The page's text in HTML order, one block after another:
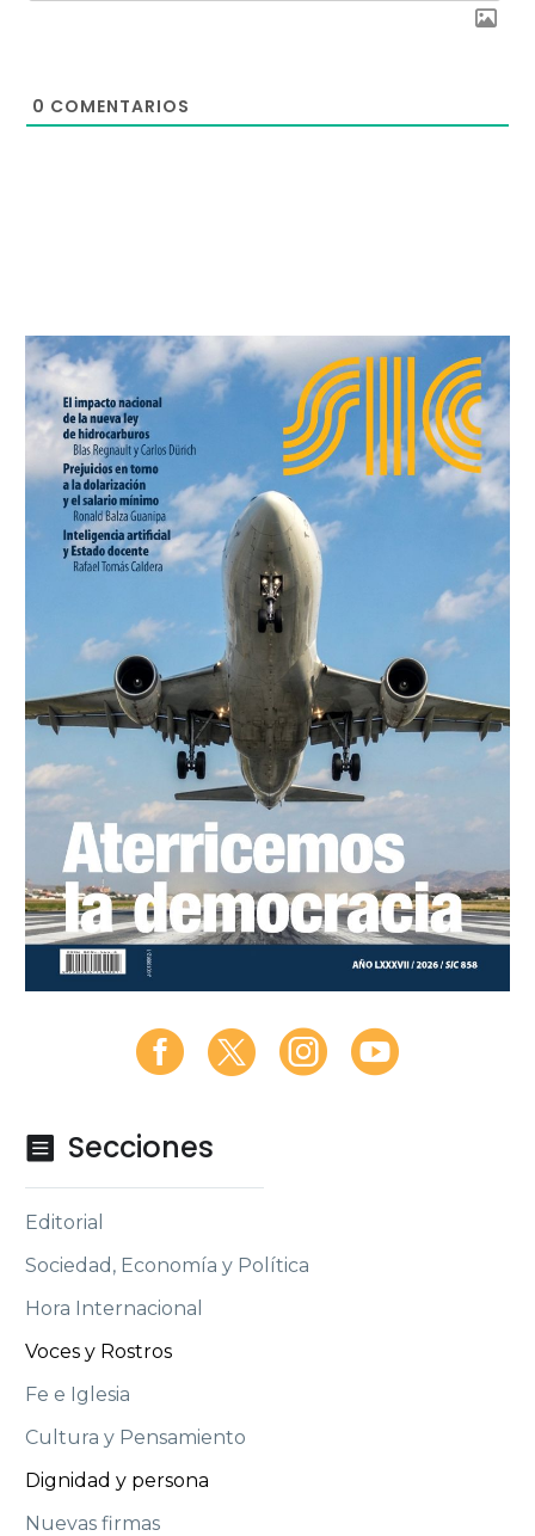
0 COMENTARIOS
 Secciones
Editorial
Sociedad, Economía y Política
Hora Internacional
Voces y Rostros
Fe e Iglesia
Cultura y Pensamiento
Dignidad y persona
Nuevas firmas